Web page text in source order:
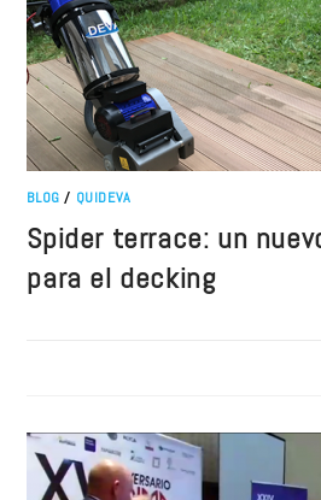
BLOG / QUIDEVA
Spider terrace: un
para el decking